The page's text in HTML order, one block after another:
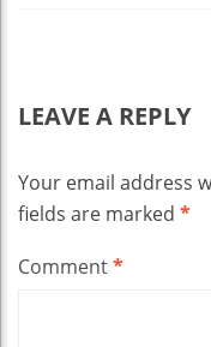
LEAVE A REPLY
Your email address
fields are marked *
Comment*